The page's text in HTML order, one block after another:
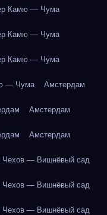
Камю — Чума
Камю — Чума
Камю — Чума
— Чума Амстердам
Амстердам
Амстердам
Чехов — Вишнёвый сад
Чехов — Вишнёвый сад
Чехов — Вишнёвый сад